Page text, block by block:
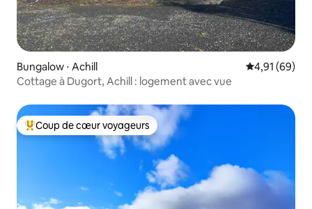
Bungalow ⋅ Achill Évaluation
4,91 (69)
Cottage à Dugort, Achill : logement avec vue
Coups de cœur voyageurs les plus appréciés
Coup de cœur voyageurs